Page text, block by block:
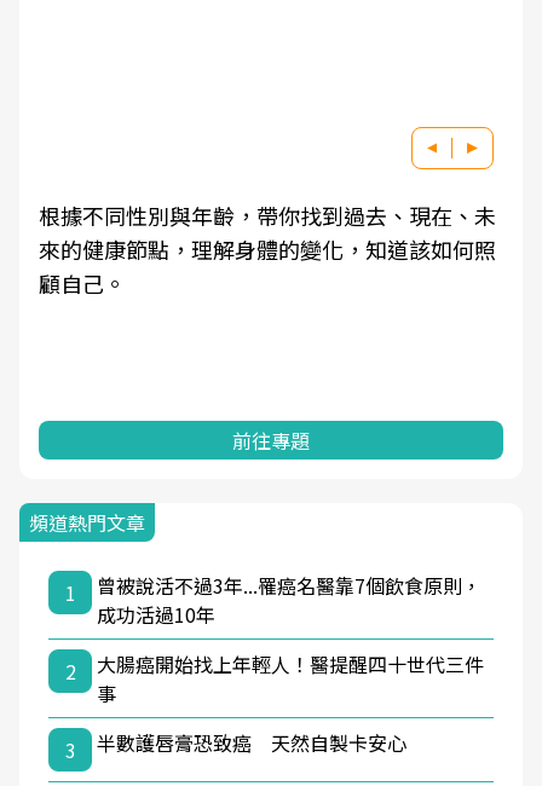
根據不同性別與年齡，帶你找到過去、現在、未
來的健康節點，理解身體的變化，知道該如何照
顧自己。
前往專題
頻道熱門文章
1
曾被說活不過3年...罹癌名醫靠7個飲食原則，
成功活過10年
2
大腸癌開始找上年輕人！醫提醒四十世代三件
事
3
半數護唇膏恐致癌 天然自製卡安心